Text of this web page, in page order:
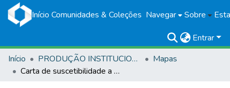
Início Comunidades & Coleções Navegar Sobre
Entrar
Início
PRODUÇÃO INSTITUCIONAL
Mapas
Carta de suscetibilidade a movimentos gravitacionais de massa e inundação: município de Iranduba - AM